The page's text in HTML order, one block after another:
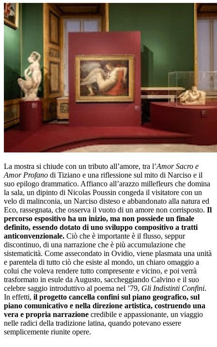
La mostra si chiude con un tributo all’amore, tra l’Amor Sacro e
Amor Profano di Tiziano e una riflessione sul mito di Narciso e il
suo epilogo drammatico. Affianco all’arazzo millefleurs che domina
la sala, un dipinto di Nicolas Poussin congeda il visitatore con un
velo di malinconia, un Narciso disteso e abbandonato alla natura ed
Eco, rassegnata, che osserva il vuoto di un amore non corrisposto. Il
percorso espositivo ha un inizio, ma non possiede un finale
definito, essendo dotato di uno sviluppo compositivo a tratti
anticonvenzionale. Ciò che è importante è il flusso, seppur
discontinuo, di una narrazione che è più accumulazione che
sistematicità. Come assecondato in Ovidio, viene plasmata una unità
e parentela di tutto ciò che esiste al mondo, un chiaro omaggio a
colui che voleva rendere tutto compresente e vicino, e poi verrà
trasformato in esule da Augusto, saccheggiando Calvino e il suo
celebre saggio introduttivo al poema nel ’79, Gli Indistinti Confini.
In effetti, il progetto cancella confini sul piano geografico, sul
piano comunicativo e nella direzione artistica, costruendo una
vera e propria narrazione credibile e appassionante, un viaggio
nelle radici della tradizione latina, quando potevano essere
semplicemente riunite opere.